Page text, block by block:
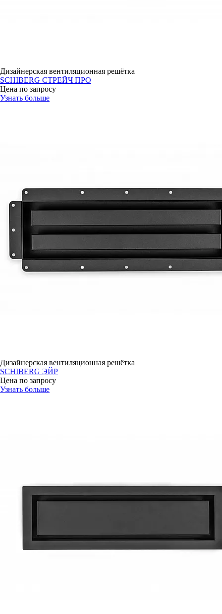
Дизайнерская вентиляционная решётка
SCHIBERG СТРЕЙЧ ПРО
Цена по запросу
Узнать больше
Дизайнерская вентиляционная решётка
SCHIBERG ЭЙР
Цена по запросу
Узнать больше